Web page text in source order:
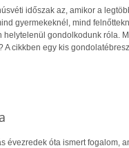
időszak az, amikor a
gyermekeknél, mind
helytelenül gondolkodunk róla.
A cikkben egy kis
évezredek óta ismert fogalom,